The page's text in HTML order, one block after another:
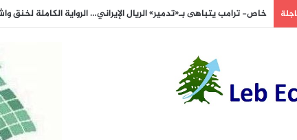
خاص- ترامب يتباهى بـ«تدمير» الريال الإيراني… الرواية الكاملة لخنق